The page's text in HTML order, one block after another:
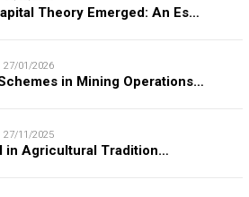
Theory Emerged: An Es…
27/01/2026
in Mining Operations…
27/11/2025
in Agricultural Tradition…